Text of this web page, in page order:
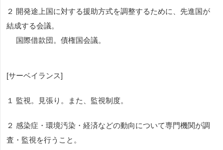
２ 開発途上国に対する援助方式を調整するために、先進国が
結成する会議。
国際借款団。債権国会議。
[サーベイランス]
１ 監視。見張り。また、監視制度。
２ 感染症・環境汚染・経済などの動向について専門機関が調
査・監視を行うこと。